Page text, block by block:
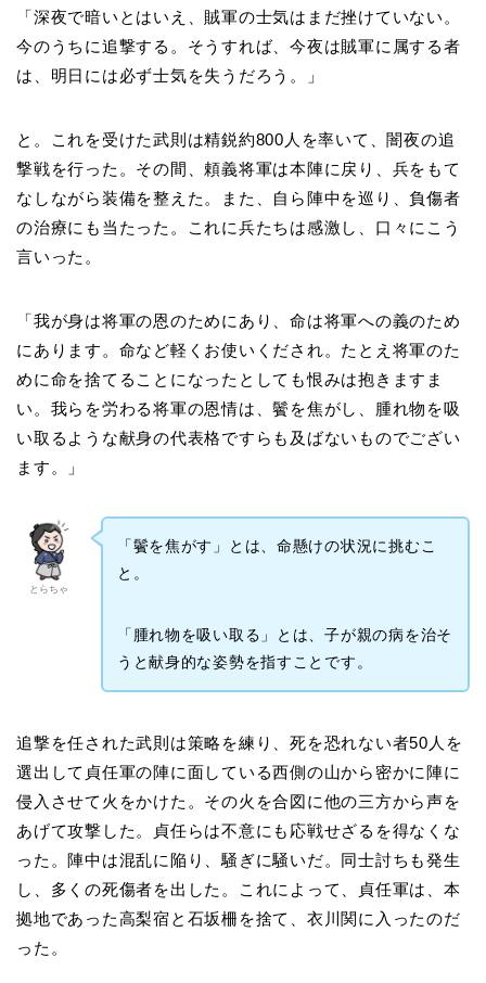
「深夜で暗いとはいえ、賊軍の士気はまだ挫けていない。
今のうちに追撃する。そうすれば、今夜は賊軍に属する者
は、明日には必ず士気を失うだろう。」
と。これを受けた武則は精鋭約800人を率いて、闇夜の追
撃戦を行った。その間、頼義将軍は本陣に戻り、兵をもて
なしながら装備を整えた。また、自ら陣中を巡り、負傷者
の治療にも当たった。これに兵たちは感激し、口々にこう
言いった。
「我が身は将軍の恩のためにあり、命は将軍への義のため
にあります。命など軽くお使いくだされ。たとえ将軍のた
めに命を捨てることになったとしても恨みは抱きますま
い。我らを労わる将軍の恩情は、鬢を焦がし、腫れ物を吸
い取るような献身の代表格ですらも及ばないものでござい
ます。」
とらちゃ
「鬢を焦がす」とは、命懸けの状況に挑むこ
と。
「腫れ物を吸い取る」とは、子が親の病を治そ
うと献身的な姿勢を指すことです。
追撃を任された武則は策略を練り、死を恐れない者50人を
選出して貞任軍の陣に面している西側の山から密かに陣に
侵入させて火をかけた。その火を合図に他の三方から声を
あげて攻撃した。貞任らは不意にも応戦せざるを得なくな
った。陣中は混乱に陥り、騒ぎに騒いだ。同士討ちも発生
し、多くの死傷者を出した。これによって、貞任軍は、本
拠地であった高梨宿と石坂柵を捨て、衣川関に入ったのだ
った。